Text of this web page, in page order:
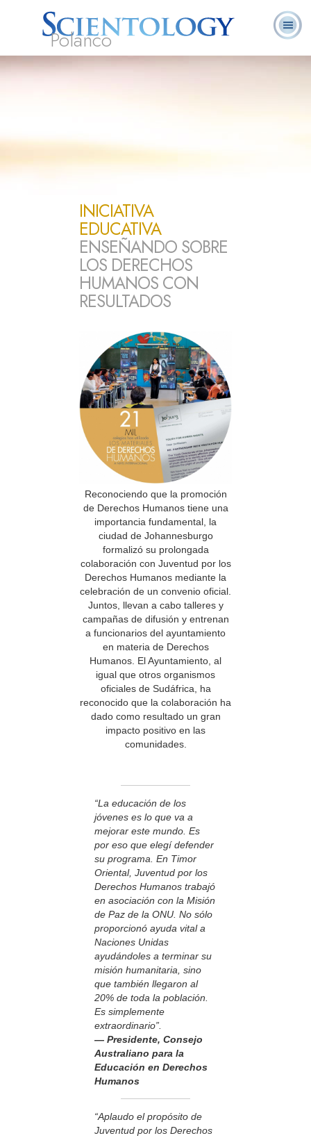
Polanco
INICIATIVA
EDUCATIVA
ENSEÑANDO SOBRE
LOS DERECHOS
HUMANOS CON
RESULTADOS
Reconociendo que la promoción
de Derechos Humanos tiene una
importancia fundamental, la
ciudad de Johannesburgo
formalizó su prolongada
colaboración con Juventud por los
Derechos Humanos mediante la
celebración de un convenio oficial.
Juntos, llevan a cabo talleres y
campañas de difusión y entrenan
a funcionarios del ayuntamiento
en materia de Derechos
Humanos. El Ayuntamiento, al
igual que otros organismos
oficiales de Sudáfrica, ha
reconocido que la colaboración ha
dado como resultado un gran
impacto positivo en las
comunidades.
“La educación de los
jóvenes es lo que va a
mejorar este mundo. Es
por eso que elegí defender
su programa. En Timor
Oriental, Juventud por los
Derechos Humanos trabajó
en asociación con la Misión
de Paz de la ONU. No sólo
proporcionó ayuda vital a
Naciones Unidas
ayudándoles a terminar su
misión humanitaria, sino
que también llegaron al
20% de toda la población.
Es simplemente
extraordinario”.
— Presidente, Consejo
Australiano para la
Educación en Derechos
Humanos
“Aplaudo el propósito de
Juventud por los Derechos